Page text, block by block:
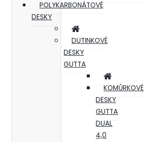
POLYKARBONÁTOVÉ
DESKY
DUTINKOVÉ
DESKY
GUTTA
KOMŮRKOVÉ
DESKY
GUTTA
DUAL
4,0